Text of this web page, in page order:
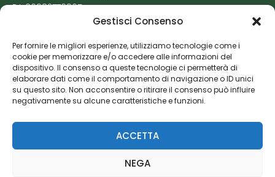
Gestisci Consenso
Per fornire le migliori esperienze, utilizziamo tecnologie come i
cookie per memorizzare e/o accedere alle informazioni del
dispositivo. Il consenso a queste tecnologie ci permetterà di
elaborare dati come il comportamento di navigazione o ID unici
su questo sito. Non acconsentire o ritirare il consenso può influire
negativamente su alcune caratteristiche e funzioni.
ACCETTA
NEGA
P.I. 06982770965
Cookie Policy
Risorse Aggiuntive